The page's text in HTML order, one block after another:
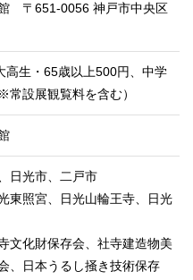
〒651-0056 神戸市中央区
高生・65歳以上500円、中学
設展観覧料を含む）
日光市、二戸市
東照宮、日光山輪王寺、日光
文化財保存会、社寺建造物美
、日本うるし掻き技術保存